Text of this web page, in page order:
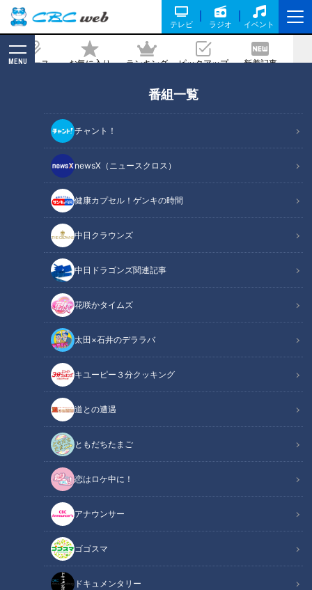
テレビ ラジオ イベント
ニュース お気に入り ランキング ピックアップ 新着記事
MENU
番組一覧
チャント！
newsX（ニュースクロス）
健康カプセル！ゲンキの時間
中日クラウンズ
中日ドラゴンズ関連記事
花咲かタイムズ
太田×石井のデララバ
キユーピー３分クッキング
道との遭遇
ともだちたまご
恋はロケ中に！
アナウンサー
ゴゴスマ
ドキュメンタリー
チャント！
身近な生活情報から芸能、どこよりも詳しい天気情報などなど、東
海3県にとことん寄り添う新しい報道・情報番組。毎週月～金曜 午
後3:49～5:50放送（金曜は午後4:50～5:50放送）。
番組サイト X（旧Twitter）
Instagram
教えマスター の記事一覧
カテゴリーを絞り込む
在宅ワークも楽しく！文房
具マスター厳選！“機能
的”&“映える”「進化形文房
チャント！
教えマスター
2021/04/02 11:11